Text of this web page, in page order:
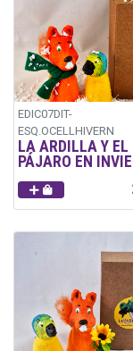
EDIC07DIT-
ESQ.OCELLHIVERN
LA ARDILLA Y EL
PÁJARO EN